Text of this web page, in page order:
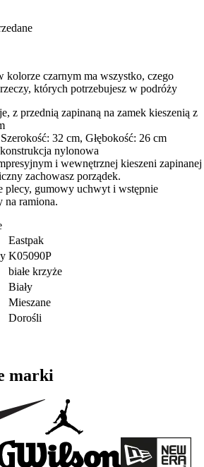
kolorze czarnym ma wszystko, czego
których potrzebujesz w podróży
z przednią zapinaną na zamek kieszenią z
32 cm, Głębokość: 26 cm
nylonowa
i wewnętrznej kieszeni zapinanej
zachowasz porządek.
plecy, gumowy uchwyt i wstępnie
na ramiona.
Eastpak
K05090P
białe krzyże
Biały
Mieszane
Dorośli
marki